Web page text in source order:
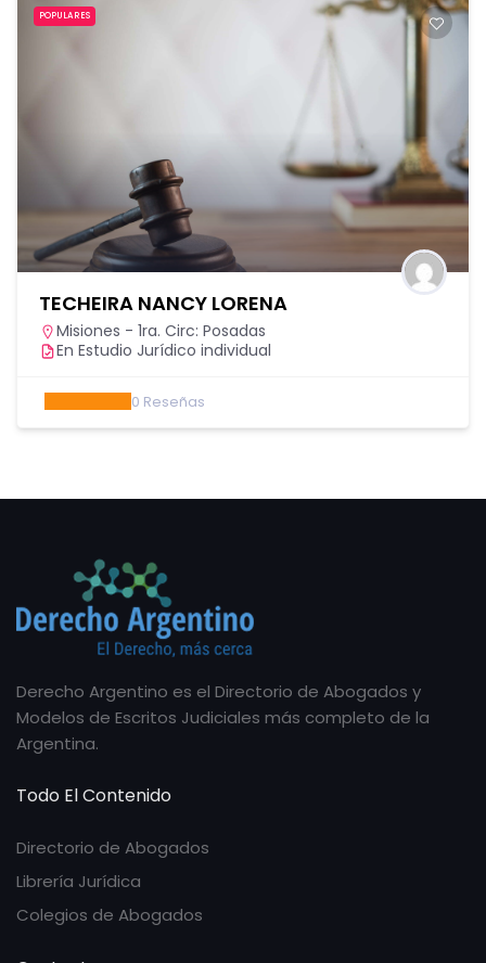
POPULARES
TECHEIRA NANCY LORENA
Misiones - 1ra. Circ: Posadas
En Estudio Jurídico individual
0 Reseñas
Derecho Argentino es el Directorio de Abogados y
Modelos de Escritos Judiciales más completo de la
Argentina.
Todo El Contenido
Directorio de Abogados
Librería Jurídica
Colegios de Abogados